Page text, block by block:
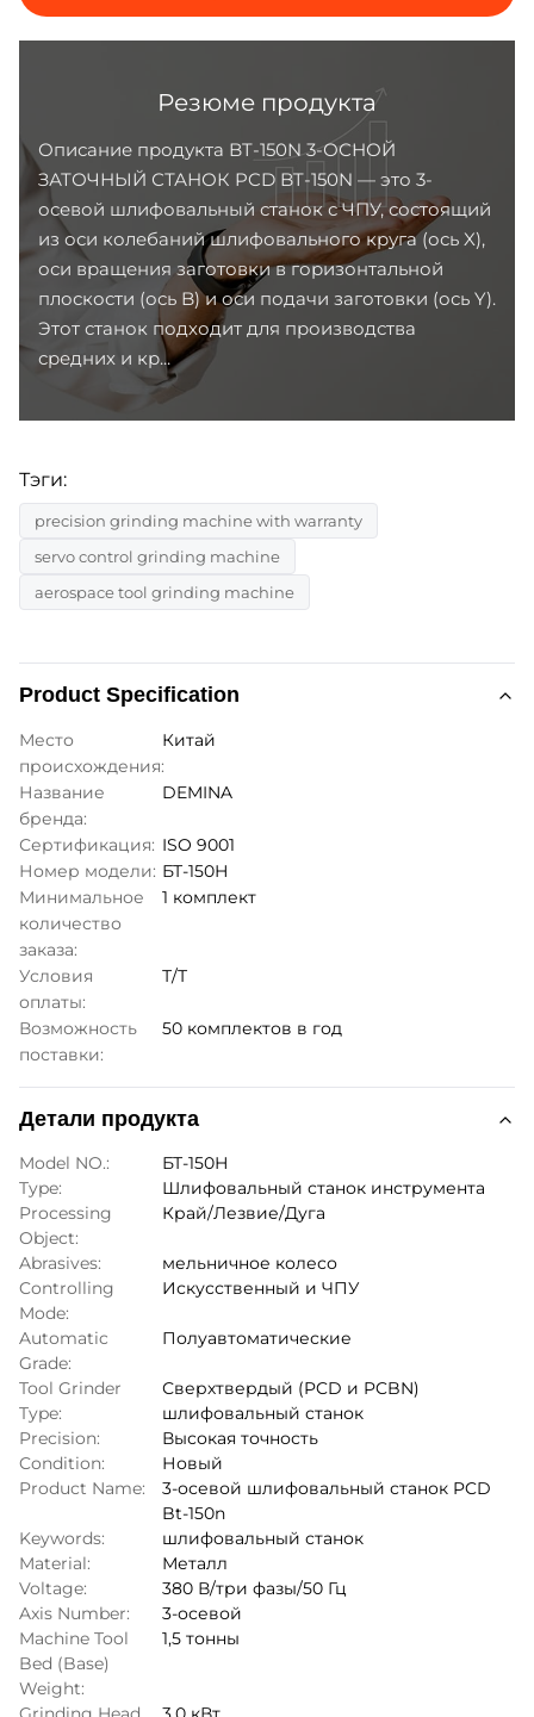
Резюме продукта
Описание продукта BT-150N 3-ОСНОЙ
ЗАТОЧНЫЙ СТАНОК PCD BT-150N — это 3-
осевой шлифовальный станок с ЧПУ, состоящий
из оси колебаний шлифовального круга (ось X),
оси вращения заготовки в горизонтальной
плоскости (ось B) и оси подачи заготовки (ось Y).
Этот станок подходит для производства
средних и кр...
Тэги:
precision grinding machine with warranty
servo control grinding machine
aerospace tool grinding machine
Product Specification
Место
происхождения:
Китай
Название
бренда:
DEMINA
Сертификация: ISO 9001
Номер модели: БТ-150Н
Минимальное
количество
заказа:
1 комплект
Условия
оплаты:
Т/Т
Возможность
поставки:
50 комплектов в год
Детали продукта
Model NO.:
БТ-150Н
Type:
Шлифовальный станок инструмента
Processing
Object:
Край/Лезвие/Дуга
Abrasives:
мельничное колесо
Controlling
Mode:
Искусственный и ЧПУ
Automatic
Grade:
Полуавтоматические
Tool Grinder
Type:
Сверхтвердый (PCD и PCBN)
шлифовальный станок
Precision:
Высокая точность
Condition:
Новый
Product Name:
3-осевой шлифовальный станок PCD
Bt-150n
Keywords:
шлифовальный станок
Material:
Металл
Voltage:
380 В/три фазы/50 Гц
Axis Number:
3-осевой
Machine Tool
Bed (Base)
Weight:
1,5 тонны